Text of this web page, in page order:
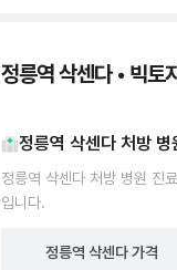
정릉역 삭센다 • 빅토
정릉역 삭센다 처방
정릉역 삭센다 처방 병원 진
입니다.
정릉역 삭센다가격